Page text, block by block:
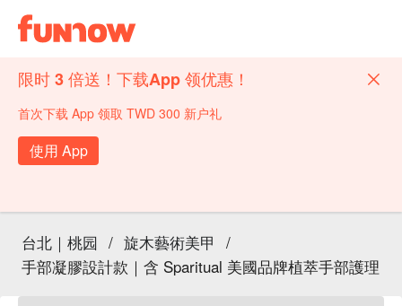
限时 3 倍送！下载App 领优惠！
首次下载 App 领取 TWD 300 新户礼
使用 App
台北｜桃园 / 旋木藝術美甲 /
手部凝膠設計款｜含 Sparitual 美國品牌植萃手部護理